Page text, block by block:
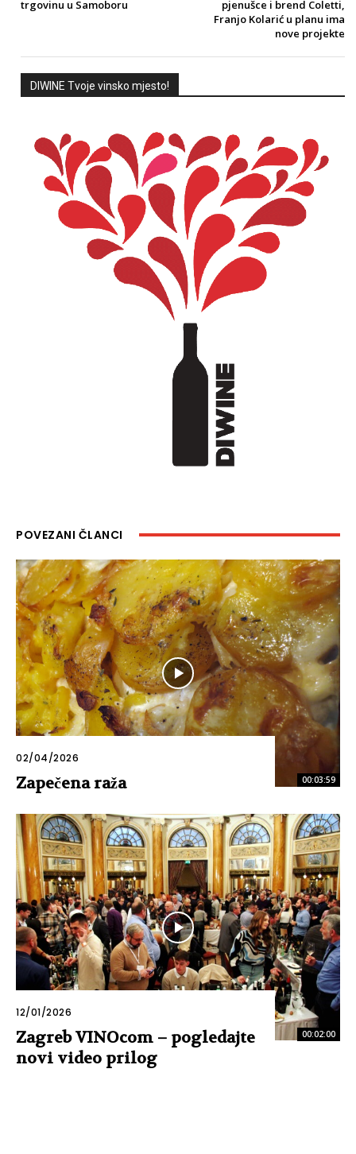
trgovinu u Samoboru
pjenušce i brend Coletti,
Franjo Kolarić u planu ima
nove projekte
DIWINE Tvoje vinsko mjesto!
POVEZANI ČLANCI
00:03:59
02/04/2026
Zapečena raža
00:02:00
12/01/2026
Zagreb VINOcom – pogledajte
novi video prilog